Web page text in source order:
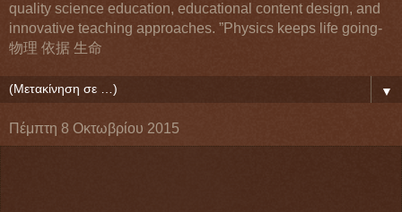
quality science education, educational content design, and
innovative teaching approaches. ”Physics keeps life going-
物理 依据 生命
▼
Πέμπτη 8 Οκτωβρίου 2015